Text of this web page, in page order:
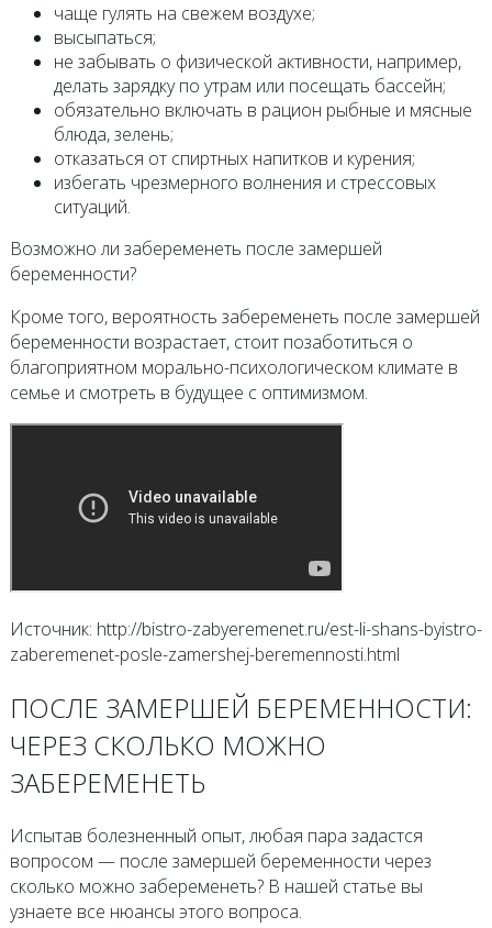
чаще гулять на свежем воздухе;
высыпаться;
не забывать о физической активности, например,
делать зарядку по утрам или посещать бассейн;
обязательно включать в рацион рыбные и мясные
блюда, зелень;
отказаться от спиртных напитков и курения;
избегать чрезмерного волнения и стрессовых
ситуаций.
Возможно ли забеременеть после замершей
беременности?
Кроме того, вероятность забеременеть после замершей
беременности возрастает, стоит позаботиться о
благоприятном морально-психологическом климате в
семье и смотреть в будущее с оптимизмом.
Источник: http://bistro-zabyeremenet.ru/est-li-shans-byistro-
zaberemenet-posle-zamershej-beremennosti.html
ПОСЛЕ ЗАМЕРШЕЙ БЕРЕМЕННОСТИ:
ЧЕРЕЗ СКОЛЬКО МОЖНО
ЗАБЕРЕМЕНЕТЬ
Испытав болезненный опыт, любая пара задастся
вопросом — после замершей беременности через
сколько можно забеременеть? В нашей статье вы
узнаете все нюансы этого вопроса.